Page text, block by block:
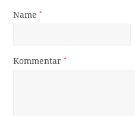
Name*
Kommentar*